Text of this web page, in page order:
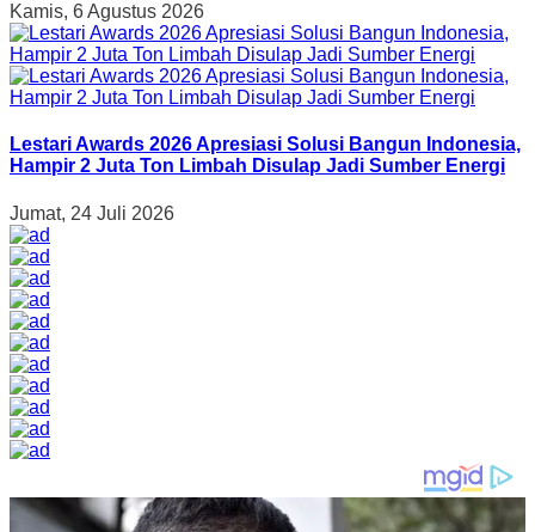
Kamis, 6 Agustus 2026
Lestari Awards 2026 Apresiasi Solusi Bangun Indonesia,
Hampir 2 Juta Ton Limbah Disulap Jadi Sumber Energi
Jumat, 24 Juli 2026